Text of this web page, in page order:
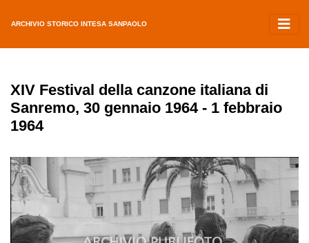
ARCHIVIO STORICO INTESA SANPAOLO
XIV Festival della canzone italiana di
Sanremo, 30 gennaio 1964 - 1 febbraio
1964